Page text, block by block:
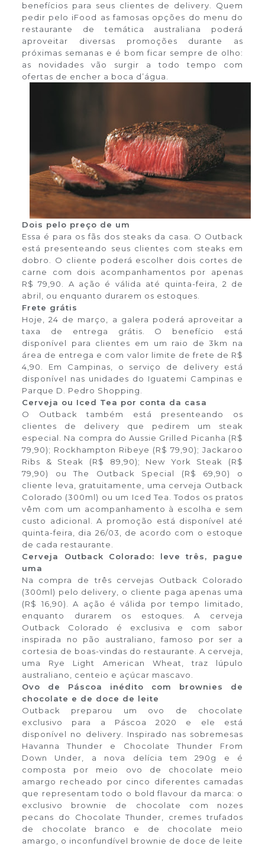
benefícios para seus clientes de delivery. Quem
pedir pelo iFood as famosas opções do menu do
restaurante de temática australiana poderá
aproveitar diversas promoções durante as
próximas semanas e é bom ficar sempre de olho:
as novidades vão surgir a todo tempo com
ofertas de encher a boca d’água.
Dois pelo preço de um
Essa é para os fãs dos steaks da casa. O Outback
está presenteando seus clientes com steaks em
dobro. O cliente poderá escolher dois cortes de
carne com dois acompanhamentos por apenas
R$ 79,90. A ação é válida até quinta-feira, 2 de
abril, ou enquanto durarem os estoques.
Frete grátis
Hoje, 24 de março, a galera poderá aproveitar a
taxa de entrega grátis. O benefício está
disponível para clientes em um raio de 3km na
área de entrega e com valor limite de frete de R$
4,90. Em Campinas, o serviço de delivery está
disponível nas unidades do Iguatemi Campinas e
Parque D. Pedro Shopping.
Cerveja ou Iced Tea por conta da casa
O Outback também está presenteando os
clientes de delivery que pedirem um steak
especial. Na compra do Aussie Grilled Picanha (R$
79,90); Rockhampton Ribeye (R$ 79,90); Jackaroo
Ribs & Steak (R$ 89,90); New York Steak (R$
79,90) ou The Outback Special (R$ 69,90) o
cliente leva, gratuitamente, uma cerveja Outback
Colorado (300ml) ou um Iced Tea. Todos os pratos
vêm com um acompanhamento à escolha e sem
custo adicional. A promoção está disponível até
quinta-feira, dia 26/03, de acordo com o estoque
de cada restaurante.
Cerveja Outback Colorado: leve três, pague
uma
Na compra de três cervejas Outback Colorado
(300ml) pelo delivery, o cliente paga apenas uma
(R$ 16,90). A ação é válida por tempo limitado,
enquanto durarem os estoques. A cerveja
Outback Colorado é exclusiva e com sabor
inspirada no pão australiano, famoso por ser a
cortesia de boas-vindas do restaurante. A cerveja,
uma Rye Light American Wheat, traz lúpulo
australiano, centeio e açúcar mascavo.
Ovo de Páscoa inédito com brownies de
chocolate e de doce de leite
Outback preparou um ovo de chocolate
exclusivo para a Páscoa 2020 e ele está
disponível no delivery. Inspirado nas sobremesas
Havanna Thunder e Chocolate Thunder From
Down Under, a nova delícia tem 290g e é
composta por meio ovo de chocolate meio
amargo recheado por cinco diferentes camadas
que representam todo o bold flavour da marca: o
exclusivo brownie de chocolate com nozes
pecans do Chocolate Thunder, cremes trufados
de chocolate branco e de chocolate meio
amargo, o inconfundível brownie de doce de leite